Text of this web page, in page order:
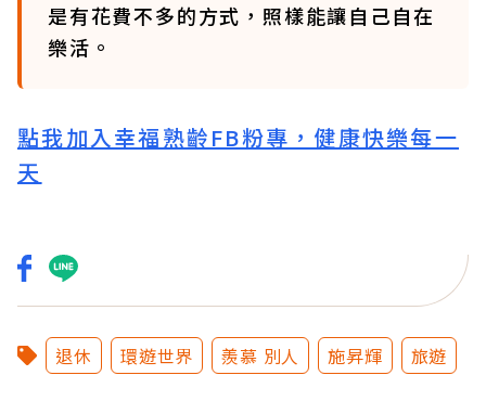
是有花費不多的方式，照樣能讓自己自在
樂活。
點我加入幸福熟齡FB粉專，健康快樂每一
天
退休 環遊世界 羨慕 別人 施昇輝 旅遊